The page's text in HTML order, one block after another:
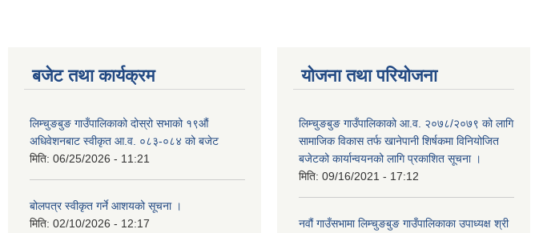
बजेट तथा कार्यक्रम
लिम्चुङबुङ गाउँपालिकाको दोस्रो सभाको १९औं
अधिवेशनबाट स्वीकृत आ.व. ०८३-०८४ को बजेट
मिति: 06/25/2026 - 11:21
बोलपत्र स्वीकृत गर्ने आशयको सूचना ।
मिति: 02/10/2026 - 12:17
योजना तथा परियोजना
लिम्चुङबुङ गाउँपालिकाको आ.व. २०७८/२०७९ को लागि
सामाजिक विकास तर्फ खानेपानी शिर्षकमा विनियोजित
बजेटको कार्यान्वयनको लागि प्रकाशित सूचना ।
मिति: 09/16/2021 - 17:12
नवौं गाउँसभामा लिम्चुङबुङ गाउँपालिकाका उपाध्यक्ष श्री